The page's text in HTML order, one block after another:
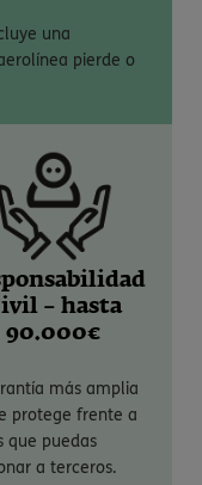
una
pierde o
– hasta
90.000€
más amplia
protege frente a
que puedas
a terceros.